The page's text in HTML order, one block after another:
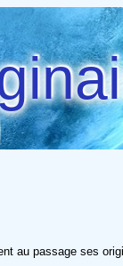
au passage ses